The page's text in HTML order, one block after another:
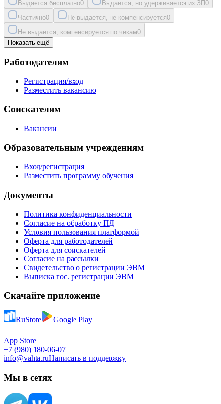
Выдается бесплатно0 Выдается, но удерживается из ЗП0
Частично0 Не выдается, не компенсируется0
Не выдается, компенсируется по чекам0
Показать ещё
Работодателям
Регистрация/вход
Разместить вакансию
Соискателям
Вакансии
Образовательным учреждениям
Вход/регистрация
Разместить программу обучения
Документы
Политика конфиденциальности
Согласие на обработку ПД
Условия пользования платформой
Оферта для работодателей
Оферта для соискателей
Согласие на рассылки
Свидетельство о регистрации ЭВМ
Выписка гос. регистрации ЭВМ
Скачайте приложение
RuStore Google Play
App Store
+7 (980) 180-06-07
info@vahta.ruНаписать в поддержку
Мы в сетях